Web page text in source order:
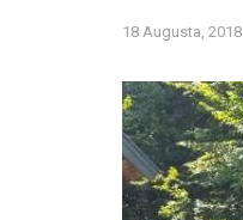
18 Augusta, 2018